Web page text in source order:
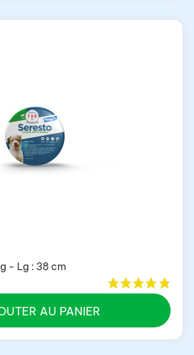
- Lg : 38 cm
AU PANIER